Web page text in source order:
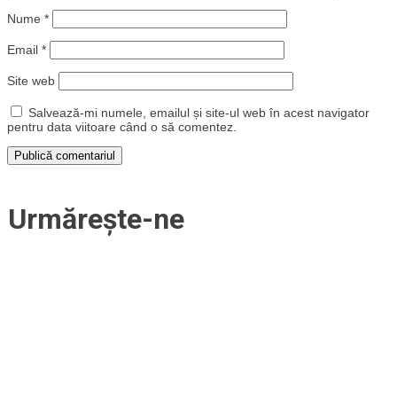
Nume *
Email *
Site web
Salvează-mi numele, emailul și site-ul web în acest navigator
pentru data viitoare când o să comentez.
Urmărește-ne